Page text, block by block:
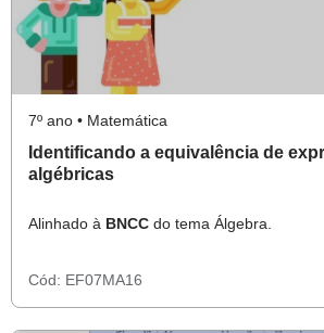
7º ano • Matemática
Identificando a equivalência de
algébricas
Alinhado à BNCC do tema Álgebra.
Cód: EF07MA16